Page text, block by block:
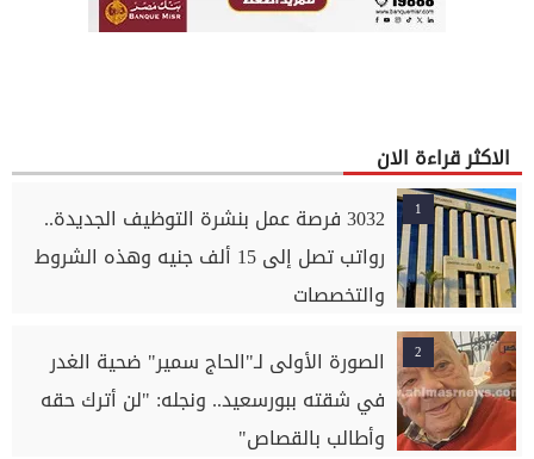
الاكثر قراءة الان
1
3032 فرصة عمل بنشرة التوظيف الجديدة..
رواتب تصل إلى 15 ألف جنيه وهذه الشروط
والتخصصات
2
الصورة الأولى لـ"الحاج سمير" ضحية الغدر
في شقته ببورسعيد.. ونجله: "لن أترك حقه
وأطالب بالقصاص"